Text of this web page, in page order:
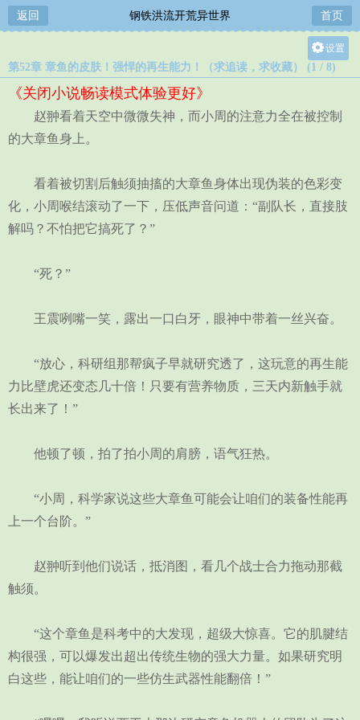
返回 钢铁洪流开荒异世界 首页
设置
关灯
中
第52章 章鱼的皮肤！强悍的再生能力！（求追读，求收藏） (1 / 8)
《关闭小说畅读模式体验更好》
赵翀看着天空中微微失神，而小周的注意力全在被控制
的大章鱼身上。
看着被切割后触须抽搐的大章鱼身体出现伪装的色彩变
化，小周喉结滚动了一下，压低声音问道：“副队长，直接肢
解吗？不怕把它搞死了？”
“死？”
王震咧嘴一笑，露出一口白牙，眼神中带着一丝兴奋。
“放心，科研组那帮疯子早就研究透了，这玩意的再生能
力比壁虎还变态几十倍！只要有营养物质，三天内新触手就
长出来了！”
他顿了顿，拍了拍小周的肩膀，语气狂热。
“小周，科学家说这些大章鱼可能会让咱们的装备性能再
上一个台阶。”
赵翀听到他们说话，抵消图，看几个战士合力拖动那截
触须。
“这个章鱼是科考中的大发现，超级大惊喜。它的肌腱结
构很强，可以爆发出超出传统生物的强大力量。如果研究明
白这些，能让咱们的一些仿生武器性能翻倍！”